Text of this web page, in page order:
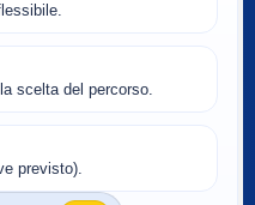
scelta del percorso.
previsto).